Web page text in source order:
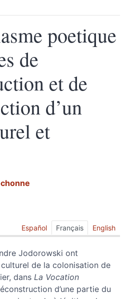
poetique
de
et de
d’un
et
Español Français English
Jodorowski ont
de la colonisation de
dans La Vocation
d’une partie du